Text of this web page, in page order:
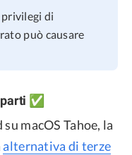
di
può causare
✅
macOS Tahoe, la
alternativa di terze